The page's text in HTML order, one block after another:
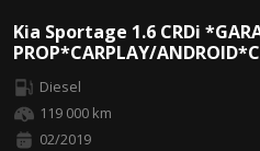
Kia Sportage 1.6 CRDi
PROP*CARPLAY/
Diesel
119 000 km
02/2019